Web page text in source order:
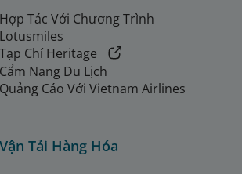
Hợp Tác Với Chương Trình
Lotusmiles
Tạp Chí Heritage
Cẩm Nang Du Lịch
Quảng Cáo Với Vietnam Airlines
Vận Tải Hàng Hóa